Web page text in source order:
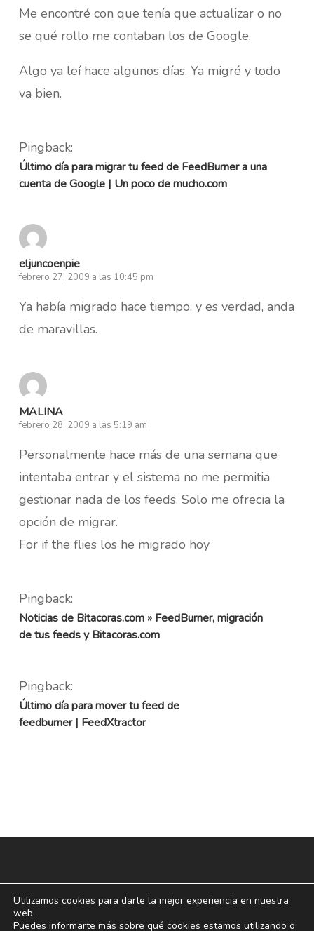
Me encontré con que tenía que actualizar o no
se qué rollo me contaban los de Google.
Algo ya leí hace algunos días. Ya migré y todo
va bien.
Pingback:
Último día para migrar tu feed de FeedBurner a una
cuenta de Google | Un poco de mucho.com
eljuncoenpie
febrero 27, 2009 a las 10:45 pm
Ya había migrado hace tiempo, y es verdad, anda
de maravillas.
MALINA
febrero 28, 2009 a las 5:19 am
Personalmente hace más de una semana que
intentaba entrar y el sistema no me permitia
gestionar nada de los feeds. Solo me ofrecia la
opción de migrar.
For if the flies los he migrado hoy
Pingback:
Noticias de Bitacoras.com » FeedBurner, migración
de tus feeds y Bitacoras.com
Pingback:
Último día para mover tu feed de
feedburner | FeedXtractor
Utilizamos cookies para darte la mejor experiencia en nuestra
web.
Puedes informarte más sobre qué cookies estamos utilizando o